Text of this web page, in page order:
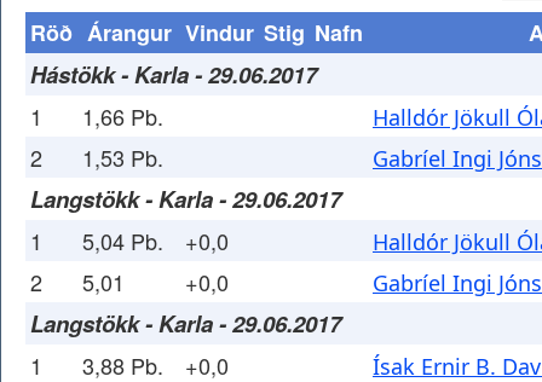
Röð Árangur Vindur Stig Nafn
Hástökk - Karla - 29.06.2017
1 1,66 Pb. Halldór Jökull
2 1,53 Pb. Gabríel Ingi
Langstökk - Karla - 29.06.2017
1 5,04 Pb. +0,0 Halldór Jökull
2 5,01 +0,0 Gabríel Ingi
Langstökk - Karla - 29.06.2017
1 3,88 Pb. +0,0 Ísak Ernir B.